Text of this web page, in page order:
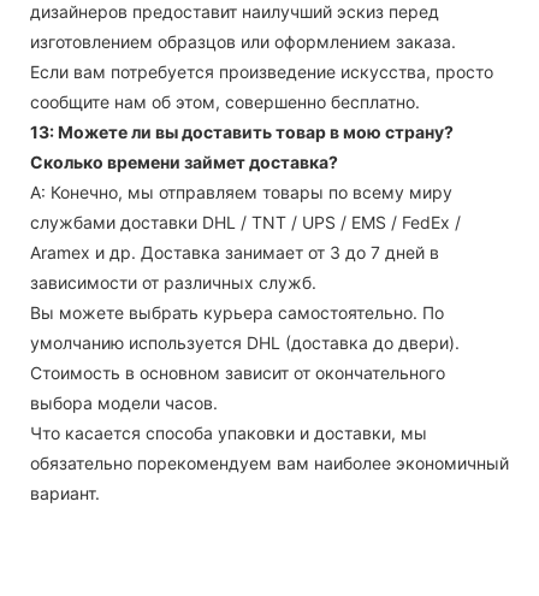
дизайнеров предоставит наилучший эскиз перед
изготовлением образцов или оформлением заказа.
Если вам потребуется произведение искусства, просто
сообщите нам об этом, совершенно бесплатно.
13: Можете ли вы доставить товар в мою страну?
Сколько времени займет доставка?
А: Конечно, мы отправляем товары по всему миру
службами доставки DHL / TNT / UPS / EMS / FedEx /
Aramex и др. Доставка занимает от 3 до 7 дней в
зависимости от различных служб.
Вы можете выбрать курьера самостоятельно. По
умолчанию используется DHL (доставка до двери).
Стоимость в основном зависит от окончательного
выбора модели часов.
Что касается способа упаковки и доставки, мы
обязательно порекомендуем вам наиболее экономичный
вариант.